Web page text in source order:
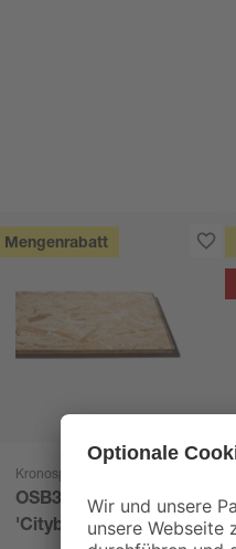
Mengenrabatt
Kronospan
OSB3-Verlegeplatte
'Cityboard'